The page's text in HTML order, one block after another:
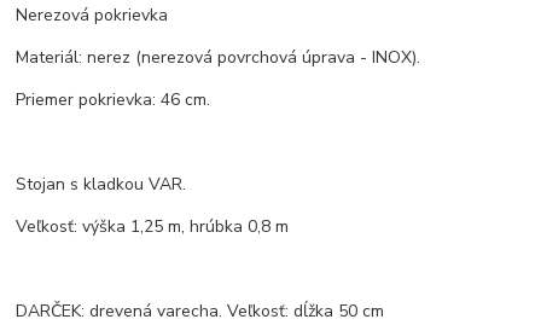
Nerezová pokrievka
Materiál: nerez (nerezová povrchová úprava - INOX).
Priemer pokrievka: 46 cm.
Stojan s kladkou VAR.
Veľkosť: výška 1,25 m, hrúbka 0,8 m
DARČEK: drevená varecha. Veľkosť: dĺžka 50 cm